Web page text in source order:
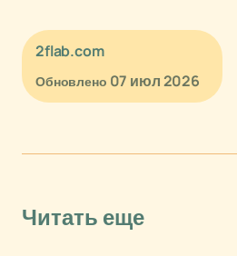
2flab.com
Обновлено 07 июл 2026
Читать еще